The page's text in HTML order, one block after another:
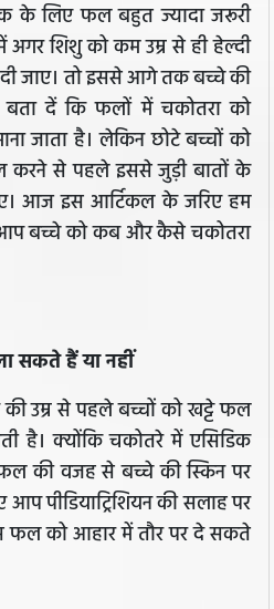
के लिए फल बहुत ज्यादा जरूरी
शिशु को कम उम्र से ही हेल्‍दी
जाए। तो इससे आगे तक बच्चे की
बता दें कि फलों में चकोतरा को
जाता है। लेकिन छोटे बच्चों को
करने से पहले इससे जुड़ी बातों के
आज इस आर्टिकल के जरिए हम
बच्चे को कब और कैसे चकोतरा
सकते हैं या नहीं
उम्र से पहले बच्चों को खट्टे फल
है। क्योंकि चकोतरे में एसिडिक
की वजह से बच्चे की स्किन पर
पीडियाट्रिशियन की सलाह पर
फल को आहार में तौर पर दे सकते